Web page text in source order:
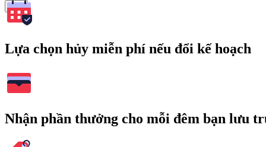
Tìm
Lựa chọn hủy miễn phí nếu đổi kế hoạch
Nhận phần thưởng cho mỗi đêm bạn lưu